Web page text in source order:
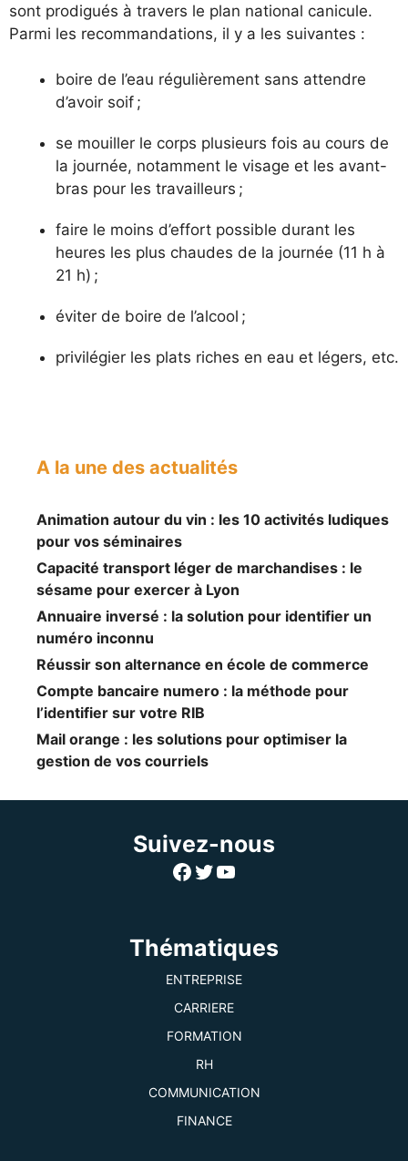
sont prodigués à travers le plan national canicule.
Parmi les recommandations, il y a les suivantes :
boire de l’eau régulièrement sans attendre
d’avoir soif ;
se mouiller le corps plusieurs fois au cours de
la journée, notamment le visage et les avant-
bras pour les travailleurs ;
faire le moins d’effort possible durant les
heures les plus chaudes de la journée (11 h à
21 h) ;
éviter de boire de l’alcool ;
privilégier les plats riches en eau et légers, etc.
A la une des actualités
Animation autour du vin : les 10 activités ludiques
pour vos séminaires
Capacité transport léger de marchandises : le
sésame pour exercer à Lyon
Annuaire inversé : la solution pour identifier un
numéro inconnu
Réussir son alternance en école de commerce
Compte bancaire numero : la méthode pour
l’identifier sur votre RIB
Mail orange : les solutions pour optimiser la
gestion de vos courriels
Suivez-nous
Facebook
Twitter
YouTube
Thématiques
ENTREPRISE
CARRIERE
FORMATION
RH
COMMUNICATION
FINANCE